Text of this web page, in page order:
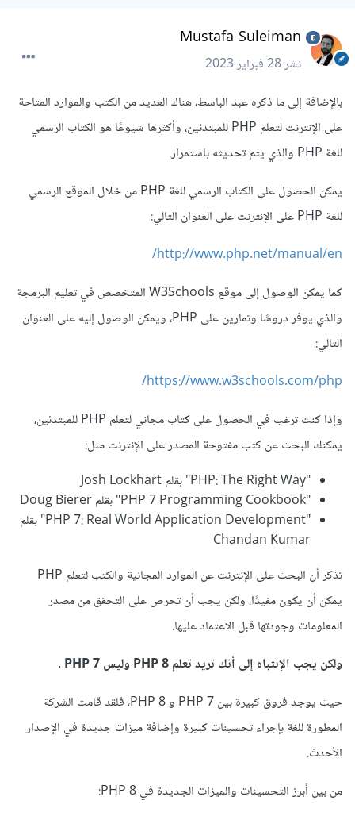
Mustafa Suleiman
نشر28 فبراير 2023
بالإضافة إلى ما ذكره عبد الباسط، هناك العديد من الكتب والموارد المتاحة
على الإنترنت لتعلم PHP للمبتدئين، وأكثرها شيوعًا هو الكتاب الرسمي
للغة PHP والذي يتم تحديثه باستمرار.
يمكن الحصول على الكتاب الرسمي للغة PHP من خلال الموقع الرسمي
للغة PHP على الإنترنت على العنوان التالي:
http://www.php.net/manual/en/
كما يمكن الوصول إلى موقع W3Schools المتخصص في تعليم البرمجة
والذي يوفر دروسًا وتمارين على PHP، ويمكن الوصول إليه على العنوان
التالي:
https://www.w3schools.com/php/
وإذا كنت ترغب في الحصول على كتاب مجاني لتعلم PHP للمبتدئين،
يمكنك البحث عن كتب مفتوحة المصدر على الإنترنت مثل:
"PHP: The Right Way" بقلم Josh Lockhart
"PHP 7 Programming Cookbook" بقلم Doug Bierer
"PHP 7: Real World Application Development" بقلم
Chandan Kumar
تذكر أن البحث على الإنترنت عن الموارد المجانية والكتب لتعلم PHP
يمكن أن يكون مفيدًا، ولكن يجب أن تحرص على التحقق من مصدر
المعلومات وجودتها قبل الاعتماد عليها.
ولكن يجب الإنتباه إلى أنك تريد تعلم PHP 8 وليس PHP 7 .
حيث يوجد فروق كبيرة بين PHP 7 و PHP 8، فلقد قامت الشركة
المطورة للغة بإجراء تحسينات كبيرة وإضافة ميزات جديدة في الإصدار
الأحدث.
من بين أبرز التحسينات والميزات الجديدة في PHP 8: